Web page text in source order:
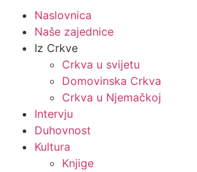
Naslovnica
Naše zajednice
Iz Crkve
Crkva u svijetu
Domovinska Crkva
Crkva u Njemačkoj
Intervju
Duhovnost
Kultura
Knjige